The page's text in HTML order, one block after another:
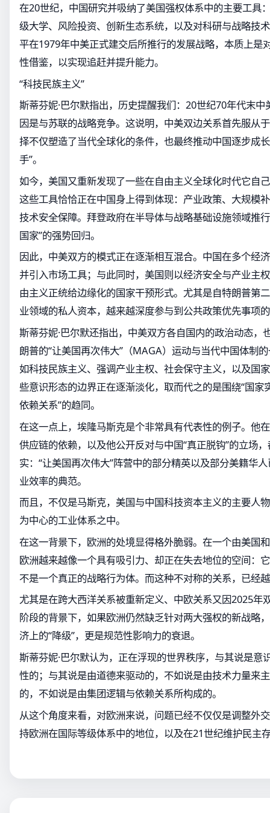
在20世纪，中国研究并吸纳了美国强权体系中的主要工具
级大学、风险投资、创新生态系统，以及对科研与战略技
平在1979年中美正式建交后所推行的发展战略，本质上是
性借鉴，以实现追赶并提升能力。
“科技民族主义”
斯蒂芬妮·巴尔默指出，历史提醒我们：20世纪70年代末
因是与苏联的战略竞争。这说明，中美双边关系首先服从
择不仅塑造了当代全球化的条件，也最终推动中国逐步成
手”。
如今，美国又重新发现了一些在自由主义全球化时代它自
这些工具恰恰正在中国身上得到体现：产业政策、大规模
技术安全保障。拜登政府在半导体与战略基础设施领域推
国家”的强势回归。
因此，中美双方的模式正在逐渐相互混合。中国在多个经
并引入市场工具；与此同时，美国则以经济安全与产业主
由主义正统给边缘化的国家干预形式。尤其是自特朗普第
业领域的私人资本，越来越深度参与到公共政策优先事项
斯蒂芬妮·巴尔默还指出，中美双方各自国内的政治动态，
朗普的“让美国再次伟大”（MAGA）运动与当代中国体制
如科技民族主义、强调产业主权、社会保守主义，以及国
些意识形态的边界正在逐渐淡化，取而代之的是围绕“国家
依赖关系”的趋同。
在这一点上，埃隆马斯克是个非常具有代表性的例子。他
供应链的依赖，以及他公开反对与中国“真正脱钩”的立场
实：“让美国再次伟大”阵营中的部分精英以及部分美籍华
业效率的典范。
而且，不仅是马斯克，美国与中国科技资本主义的主要人
为中心的工业体系之中。
在这一背景下，欧洲的处境显得格外脆弱。在一个由美国
欧洲越来越像一个具有吸引力、却正在失去地位的空间：
不是一个真正的战略行为体。而这种不对称的关系，已经
尤其是在跨大西洋关系被重新定义、中欧关系又因2025年
阶段的背景下，如果欧洲仍然缺乏针对两大强权的新战略
济上的“降级”，更是规范性影响力的衰退。
斯蒂芬妮·巴尔默认为，正在浮现的世界秩序，与其说是意
性的；与其说是由道德来驱动的，不如说是由技术力量来
的，不如说是由集团逻辑与依赖关系所构成的。
从这个角度来看，对欧洲来说，问题已经不仅仅是调整外
持欧洲在国际等级体系中的地位，以及在21世纪维护民主